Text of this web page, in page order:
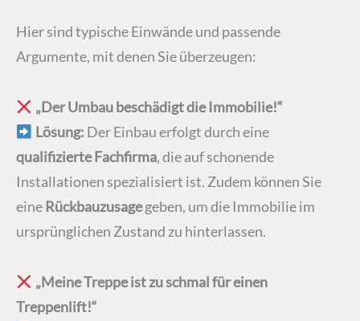
Hier sind typische Einwände und passende
Argumente, mit denen Sie überzeugen:
„Der Umbau beschädigt die Immobilie!“
Lösung: Der Einbau erfolgt durch eine
qualifizierte Fachfirma, die auf schonende
Installationen spezialisiert ist. Zudem können Sie
eineRückbauzusagegeben, um die Immobilie im
ursprünglichen Zustand zu hinterlassen.
„Meine Treppe ist zu schmal für einen
Treppenlift!“